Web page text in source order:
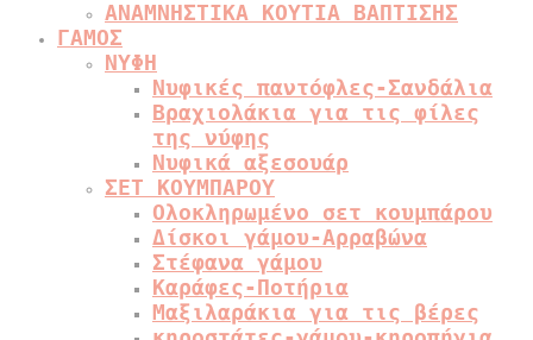
ΑΝΑΜΝΗΣΤΙΚΑ ΚΟΥΤΙΑ ΒΑΠΤΙΣΗΣ
ΓΑΜΟΣ
ΝΥΦΗ
Νυφικές παντόφλες-Σανδάλια
Βραχιολάκια για τις φίλες
της νύφης
Νυφικά αξεσουάρ
ΣΕΤ ΚΟΥΜΠΑΡΟΥ
Ολοκληρωμένο σετ κουμπάρου
Δίσκοι γάμου-Αρραβώνα
Στέφανα γάμου
Καράφες-Ποτήρια
Μαξιλαράκια για τις βέρες